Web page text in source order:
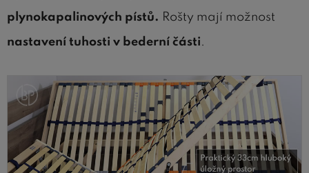
plynokapalinových pístů. Rošty mají možnost
nastavení tuhosti v bederní části.